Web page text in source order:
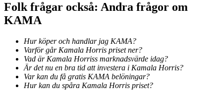
Information
Big data-analys inklusive handelsinformation, etc.
Folk frågar också: Andra frågor om
KAMA
Hur köper och handlar jag KAMA?
Varför går Kamala Horris priset ner?
Vad är Kamala Horriss marknadsvärde idag?
Är det nu en bra tid att investera i Kamala Horris?
Var kan du få gratis KAMA belöningar?
Hur kan du spåra Kamala Horris priset?